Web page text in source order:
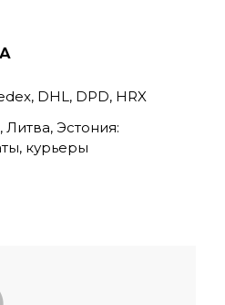
DHL, DPD, HRX
Литва, Эстония:
курьеры